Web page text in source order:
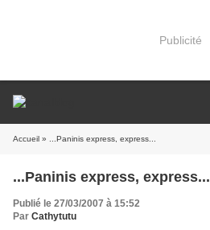
Publicité
Accueil » ...Paninis express, express...
...Paninis express, express...
Publié le 27/03/2007 à 15:52
Par Cathytutu